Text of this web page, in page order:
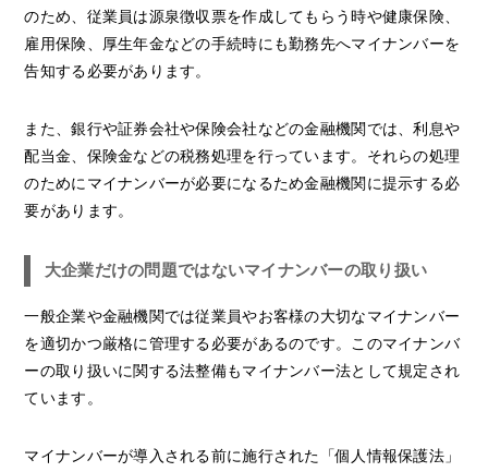
のため、従業員は源泉徴収票を作成してもらう時や健康保険、
雇用保険、厚生年金などの手続時にも勤務先へマイナンバーを
告知する必要があります。
また、銀行や証券会社や保険会社などの金融機関では、利息や
配当金、保険金などの税務処理を行っています。それらの処理
のためにマイナンバーが必要になるため金融機関に提示する必
要があります。
大企業だけの問題ではないマイナンバーの取り扱い
一般企業や金融機関では従業員やお客様の大切なマイナンバー
を適切かつ厳格に管理する必要があるのです。このマイナンバ
ーの取り扱いに関する法整備もマイナンバー法として規定され
ています。
マイナンバーが導入される前に施行された「個人情報保護法」